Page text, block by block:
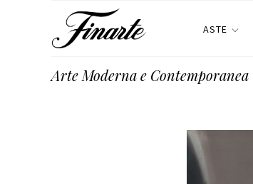
ASTE
Arte Moderna e Contemporanea